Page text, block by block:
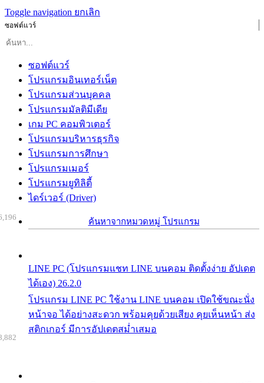
Toggle navigation ยกเลิก
ซอฟต์แวร์
ซอฟต์แวร์
โปรแกรมอินเทอร์เน็ต
โปรแกรมส่วนบุคคล
โปรแกรมมัลติมีเดีย
เกม PC คอมพิวเตอร์
โปรแกรมบริหารธุรกิจ
โปรแกรมการศึกษา
โปรแกรมเมอร์
โปรแกรมยูทิลิตี้
ไดร์เวอร์ (Driver)
ค้นหาจากหมวดหมู่ โปรแกรม
LINE PC (โปรแกรมแชท LINE บนคอม ติดตั้งง่าย อัปเดต
ได้เอง) 26.2.0
โปรแกรม LINE PC ใช้งาน LINE บนคอม เปิดใช้ขณะนั่ง
หน้าจอ ได้อย่างสะดวก พร้อมคุยด้วยเสียง คุยเห็นหน้า ส่ง
สติกเกอร์ มีการอัปเดตสม่ำเสมอ